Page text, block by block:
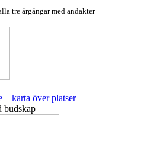
tre årgångar med andakter
– karta över platser
budskap